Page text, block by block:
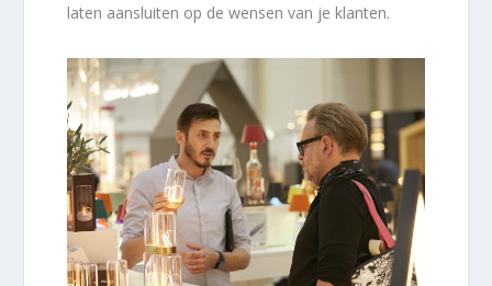
laten aansluiten op de wensen van je klanten.